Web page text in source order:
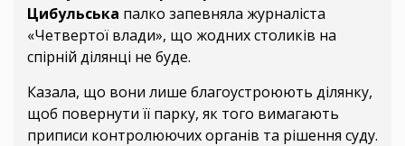
Цибульська палко запевняла журналіста
«Четвертої влади», що жодних столиків на
спірній ділянці не буде.
Казала, що вони лише благоустроюють ділянку,
щоб повернути її парку, як того вимагають
приписи контролюючих органів та рішення суду.